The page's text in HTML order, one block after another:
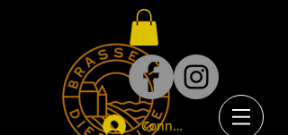
Connexion